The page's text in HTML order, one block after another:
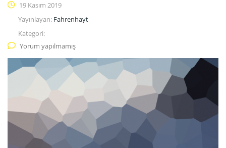
19 Kasım 2019
Yayınlayan: Fahrenhayt
Kategori:
Yorum yapılmamış